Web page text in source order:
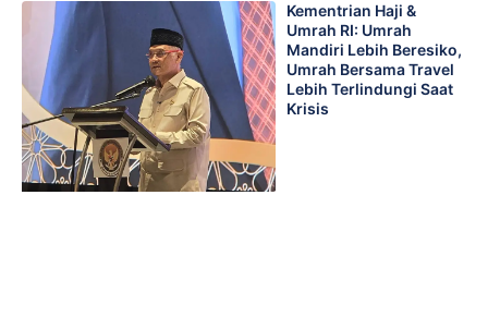
Kementrian Haji &
Umrah RI: Umrah
Mandiri Lebih Beresiko,
Umrah Bersama Travel
Lebih Terlindungi Saat
Krisis